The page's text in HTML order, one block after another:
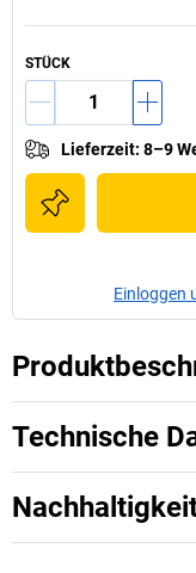
STÜCK
Lieferzeit: 8–9
Einloggen
Technische